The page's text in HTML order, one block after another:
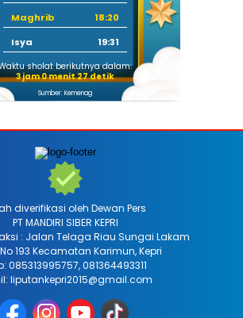
Maghrib
18:20
Isya
19:31
sholat berikutnya dalam:
3 jam 0 menit 26 detik
Sumber: Kemenag
diverifikasi oleh Dewan Pers
PT MANDIRI SIBER KEPRI
: Jalan Telaga Riau Sungai Lakam
193 Kecamatan Karimun, Kepri
085313995757, 081364493311
liputankepri2015@gmail.com